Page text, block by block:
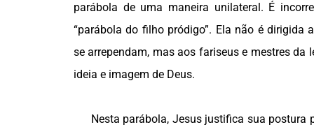
parábola de uma maneira unilateral. É
“parábola do filho pródigo”. Ela não é dirigida
se arrependam, mas aos fariseus e mestres da
ideia e imagem de Deus.
Nesta parábola, Jesus justifica sua postura